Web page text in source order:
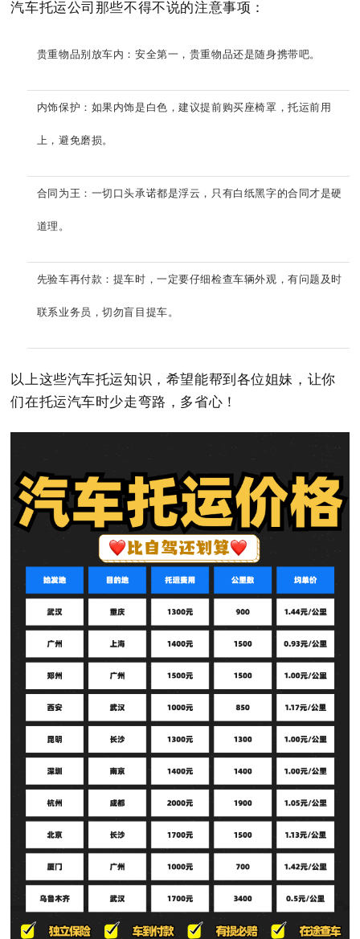
汽车托运公司那些不得不说的注意事项：
贵重物品别放车内：安全第一，贵重物品还是随身携带吧。
内饰保护：如果内饰是白色，建议提前购买座椅罩，托运前用
上，避免磨损。
合同为王：一切口头承诺都是浮云，只有白纸黑字的合同才是硬
道理。
先验车再付款：提车时，一定要仔细检查车辆外观，有问题及时
联系业务员，切勿盲目提车。
以上这些汽车托运知识，希望能帮到各位姐妹，让你
们在托运汽车时少走弯路，多省心！